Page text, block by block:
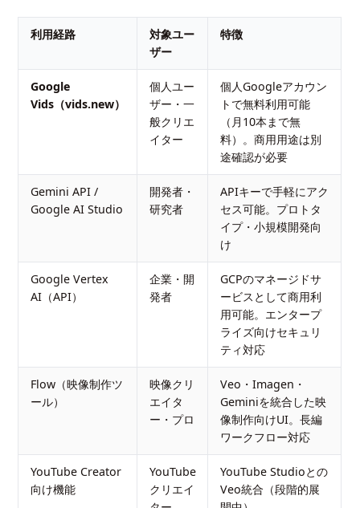
利用経路
対象ユー
ザー
特徴
Google
Vids（vids.new）
個人ユー
ザー・一
般クリエ
イター
個人Googleアカウン
トで無料利用可能
（月10本まで無
料）。商用用途は別
途確認が必要
Gemini API /
Google AI Studio
開発者・
研究者
APIキーで手軽にアク
セス可能。プロトタ
イプ・小規模開発向
け
Google Vertex
AI（API）
企業・開
発者
GCPのマネージドサ
ービスとして商用利
用可能。エンタープ
ライズ向けセキュリ
ティ対応
Flow（映像制作ツ
ール）
映像クリ
エイタ
ー・プロ
Veo・Imagen・
Geminiを統合した映
像制作向けUI。長編
ワークフロー対応
YouTube Creator
向け機能
YouTube
クリエイ
YouTube Studioとの
Veo統合（段階的展